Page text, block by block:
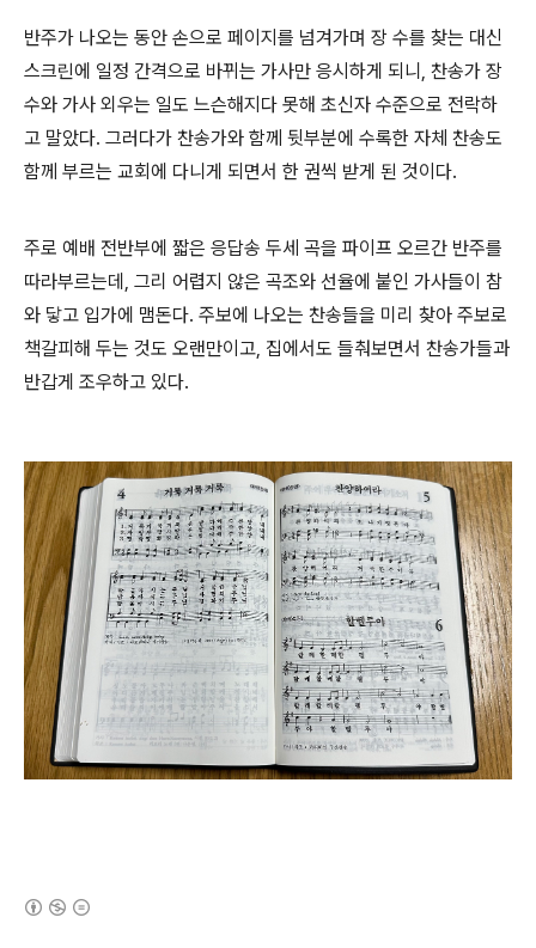
반주가 나오는 동안 손으로 페이지를 넘겨가며 장 수를 찾는 대신
스크린에 일정 간격으로 바뀌는 가사만 응시하게 되니, 찬송가 장
수와 가사 외우는 일도 느슨해지다 못해 초신자 수준으로 전락하
고 말았다. 그러다가 찬송가와 함께 뒷부분에 수록한 자체 찬송도
함께 부르는 교회에 다니게 되면서 한 권씩 받게 된 것이다.
주로 예배 전반부에 짧은 응답송 두세 곡을 파이프 오르간 반주를
따라부르는데, 그리 어렵지 않은 곡조와 선율에 붙인 가사들이 참
와 닿고 입가에 맴돈다. 주보에 나오는 찬송들을 미리 찾아 주보로
책갈피해 두는 것도 오랜만이고, 집에서도 들춰보면서 찬송가들과
반갑게 조우하고 있다.